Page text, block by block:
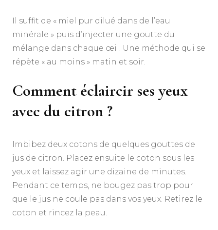
Il suffit de « miel pur dilué dans de l’eau
minérale » puis d’injecter une goutte du
mélange dans chaque œil. Une méthode qui se
répète « au moins » matin et soir.
Comment éclaircir ses yeux
avec du citron ?
Imbibez deux cotons de quelques gouttes de
jus de citron. Placez ensuite le coton sous les
yeux et laissez agir une dizaine de minutes.
Pendant ce temps, ne bougez pas trop pour
que le jus ne coule pas dans vos yeux. Retirez le
coton et rincez la peau.